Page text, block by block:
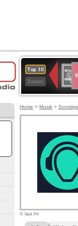
Top 10
Zuletzt
80er
90er
Home > Musik >
© laut.fm